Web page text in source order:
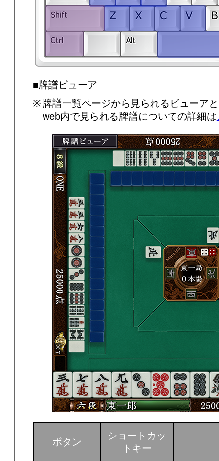
■牌譜ビューア
牌譜一覧ページから見られるビューア
web内で見られる牌譜についての詳細は
ボタン
ショートカッ
トキー